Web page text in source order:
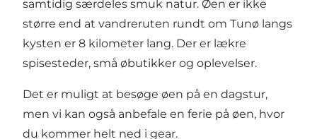
samtidig særdeles smuk natur. Øen er ikke
større end at vandreruten rundt om Tunø langs
kysten er 8 kilometer lang. Der er lækre
spisesteder, små øbutikker og oplevelser.
Det er muligt at besøge øen på en dagstur,
men vi kan også anbefale en ferie på øen, hvor
du kommer helt ned i gear.